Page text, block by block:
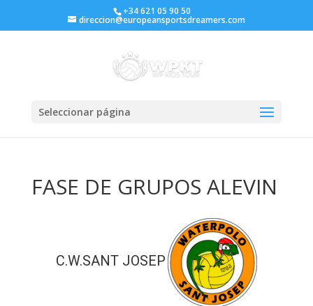
+34 621 05 90 50
direccion@europeansportsdreamers.com
Seleccionar página
FASE DE GRUPOS ALEVIN
C.W.SANT JOSEP